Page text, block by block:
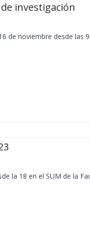
investigación
de noviembre desde las 9.
la 18 en el SUM de la